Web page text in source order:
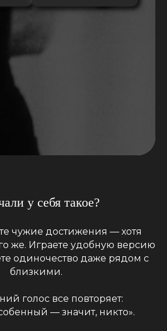
у себя такое?
чужие достижения — хотя
же. Играете удобную версию
одиночество даже рядом с
близкими.
голос все повторяет:
— значит, никто».